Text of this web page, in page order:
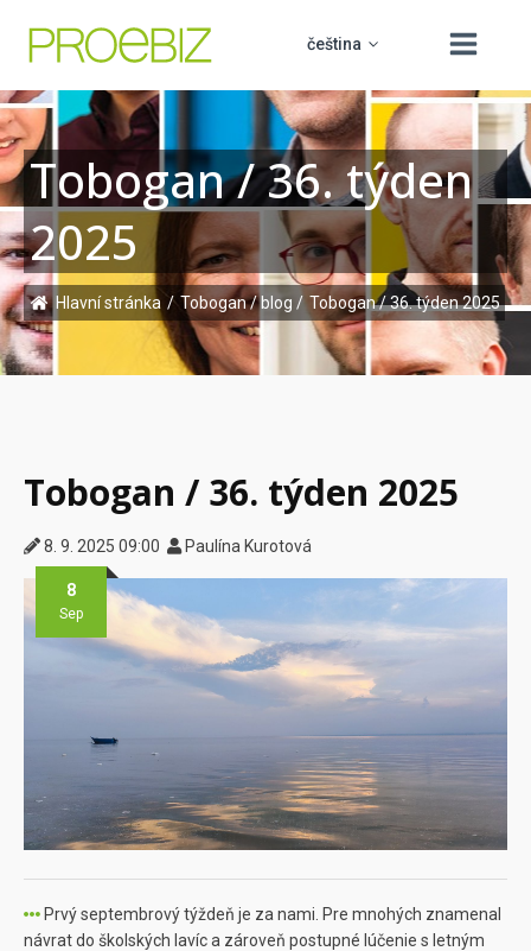
čeština
slovenčina
english
polski
hrvatski
O nás
Produkty
Vzdělávání
PROCUREMENT BOARD
Podpora
Tobogan / 36. týden
2025
Hlavní stránka / Tobogan / blog/ Tobogan / 36. týden 2025
Tobogan / 36. týden 2025
8. 9. 2025 09:00 Paulína Kurotová
8
Sep
Prvý septembrový týždeň je za nami. Pre mnohých znamenal
návrat do školských lavíc a zároveň postupné lúčenie s letným